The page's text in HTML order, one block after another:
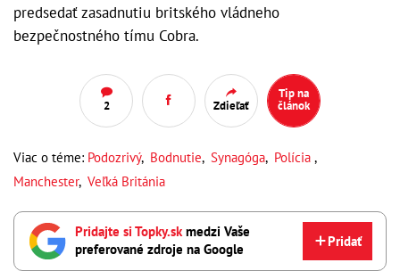
predsedať zasadnutiu britského vládneho
bezpečnostného tímu Cobra.
2 Zdieľať
Tip na
článok
Viac o téme: Podozrivý, Bodnutie, Synagóga, Polícia ,
Manchester, Veľká Británia
Pridajte si Topky.skmedzi Vaše
preferované zdroje na Google
Pridať